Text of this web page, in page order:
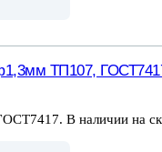
ТП107,
В наличии на